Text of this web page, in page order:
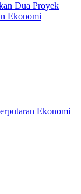
Dua Proyek
Ekonomi
Ekonomi